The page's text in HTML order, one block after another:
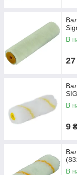
В
27
В
9
В